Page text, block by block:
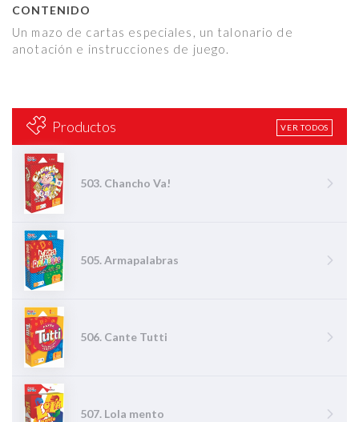
CONTENIDO
Un mazo de cartas especiales, un talonario de
anotación e instrucciones de juego.
Productos VER TODOS
503. Chancho Va!
505. Armapalabras
506. Cante Tutti
507. Lola mento